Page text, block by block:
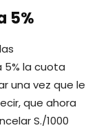
5%
5% la cuota
una vez que le
que ahora
S./1000